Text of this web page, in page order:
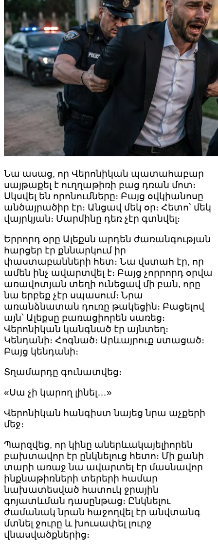
Նա ասաց, որ Վերոնիկան պատահաբար
սայթաքել է ուղղաթիռի բաց դռան մոտ։
Սկսվել են որոնումները։ Բայց օվկիանոսը
անծայրածիր էր։ Անցավ մեկ օր։ Հետո՝ մեկ
վայրկյան։ Մարմինը դեռ չէր գտնվել։
Երրորդ օրը Ալեքսն արդեն ժառանգության
հարցեր էր քննարկում իր
փաստաբանների հետ։ Նա վստահ էր, որ
ամեն ինչ ավարտվել է։ Բայց չորրորդ օրվա
առավոտյան տեղի ունեցավ մի բան, որը
նա երբեք չէր սպասում։ Նրա
առանձնատան դուռը թակեցին։ Բացելով
այն՝ Ալեքսը բառացիորեն սառեց։
Վերոնիկան կանգնած էր այնտեղ։
Կենդանի։ Հոգնած։ Արևայրուք ստացած։
Բայց կենդանի։
Տղամարդը գունատվեց։
«Սա չի կարող լինել…»
Վերոնիկան հանգիստ նայեց նրա աչքերի
մեջ։
Պարզվեց, որ կինը աներևակայելիորեն
բախտավոր էր ընկնելուց հետո։ Մի քանի
տարի առաջ նա ավարտել էր մասնավոր
ինքնաթիռների տերերի համար
նախատեսված հատուկ ջրային
գոյատևման դասընթաց։ Ընկնելու
ժամանակ նրան հաջողվել էր անվտանգ
մտնել ջուրը և խուսափել լուրջ
վնասվածքներից։